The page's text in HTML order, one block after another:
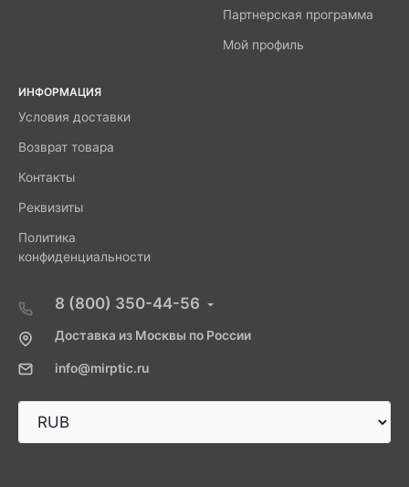
Партнерская программа
Мой профиль
ИНФОРМАЦИЯ
Условия доставки
Возврат товара
Контакты
Реквизиты
Политика
конфиденциальности
8 (800) 350-44-56
Доставка из Москвы по России
info@mirptic.ru